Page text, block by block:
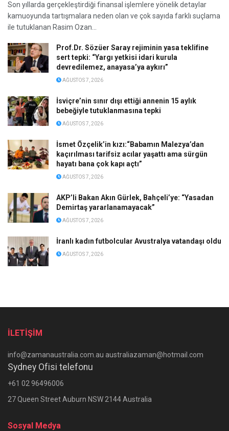
Son yıllarda gerçekleştirdiği finansal işlemlere yönelik detaylar
kamuoyunda tartışmalara neden olan ve çok sayıda farklı suçlama
ile tutuklanan Rasim Ozan...
Prof.Dr. Sözüer Saray rejiminin yasa teklifine
sert tepki: “Yargı yetkisi idari kurula
devredilemez, anayasa’ya aykırı”
AĞUSTOS 7, 2026
İsviçre’nin sınır dışı ettiği annenin 15 aylık
bebeğiyle tutuklanmasına tepki
AĞUSTOS 7, 2026
İsmet Özçelik’in kızı:“Babamın Malezya’dan
kaçırılması tarifsiz acılar yaşattı ama sürgün
hayatı bana çok kapı açtı”
AĞUSTOS 7, 2026
AKP’li Bakan Akın Gürlek, Bahçeli’ye: “Yasadan
Demirtaş yararlanamayacak”
AĞUSTOS 7, 2026
İranlı kadın futbolcular Avustralya vatandaşı oldu
AĞUSTOS 7, 2026
İLETİŞİM
info@zamanaustralia.com.au australiazaman@hotmail.com
Sydney Ofisi telefonu
+61 02 96496006
27 Queen Street Auburn NSW 2144 Australia
Sosyal Medya